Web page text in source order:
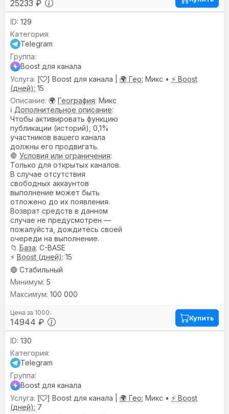
25233 ₽
129
Telegram
Boost для канала
[
] Boost для канала | 🌍 Гео: Микс • ⚡ Boost
(дней): 15
🌍 География: Микс
ℹ️ Дополнительное описание:
Чтобы активировать функцию
публикации (историй), 0,1%
участников вашего канала
должны его продвигать.
🛑 Условия или ограничения:
Только для открытых каналов.
В случае отсутствия
свободных аккаунтов
выполнение может быть
отложено до их появления.
Возврат средств в данном
случае не предусмотрен —
пожалуйста, дождитесь своей
очереди на выполнение.
📁 База: C-BASE
⚡ Boost (дней): 15
🟢 Стабильный
14944 ₽
5
100 000
Купить
130
Telegram
Boost для канала
[
] Boost для канала | 🌍 Гео: Микс • ⚡ Boost
(дней): 7